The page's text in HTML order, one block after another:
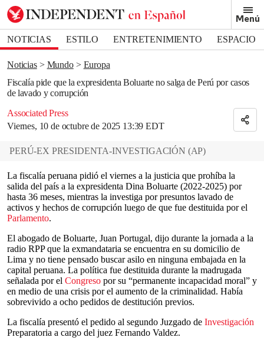
Menú
NOTICIAS ESTILO ENTRETENIMIENTO
ESPACIO
DEPORTES
Noticias Mundo
Europa
Fiscalía pide que la expresidenta Boluarte no salga de Perú por casos
de lavado y corrupción
Associated Press
Viernes, 10 de octubre de 2025 13:39 EDT
Bookmark popover
Removed from bookmarks
Close popover
PERÚ-EX PRESIDENTA-INVESTIGACIÓN (AP)
La fiscalía peruana pidió el viernes a la justicia que prohíba la
salida del país a la expresidenta Dina Boluarte (2022-2025) por
hasta 36 meses, mientras la investiga por presuntos lavado de
activos y hechos de corrupción luego de que fue destituida por el
Parlamento.
El abogado de Boluarte, Juan Portugal, dijo durante la jornada a la
radio RPP que la exmandataria se encuentra en su domicilio de
Lima y no tiene pensado buscar asilo en ninguna embajada en la
capital peruana. La política fue destituida durante la madrugada
señalada por el Congreso por su “permanente incapacidad moral” y
en medio de una crisis por el aumento de la criminalidad. Había
sobrevivido a ocho pedidos de destitución previos.
La fiscalía presentó el pedido al segundo Juzgado de Investigación
Preparatoria a cargo del juez Fernando Valdez.